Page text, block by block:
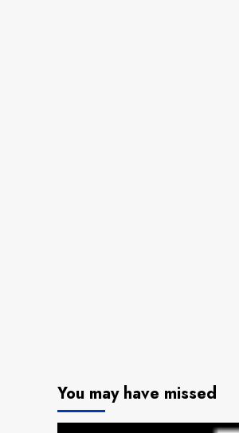
You may have missed